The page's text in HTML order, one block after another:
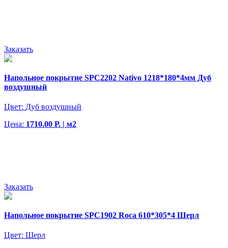
Заказать
Напольное покрытие SPC2202 Nativo 1218*180*4мм Дуб
воздушный
Цвет: Дуб воздушный
Цена: 1710.00 Р. | м2
Заказать
Напольное покрытие SPC1902 Roca 610*305*4 Шерл
Цвет: Шерл